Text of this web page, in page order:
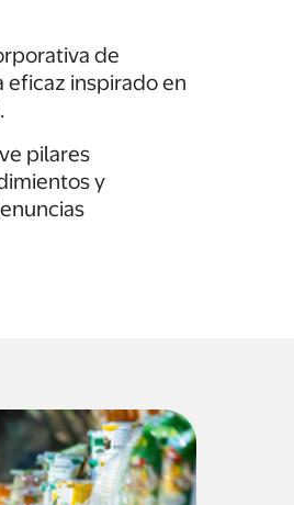
de
inspirado en
pilares
y